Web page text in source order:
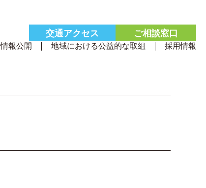
情報公開 地域における公益的な取組 採用情報
交通アクセス ご相談窓口